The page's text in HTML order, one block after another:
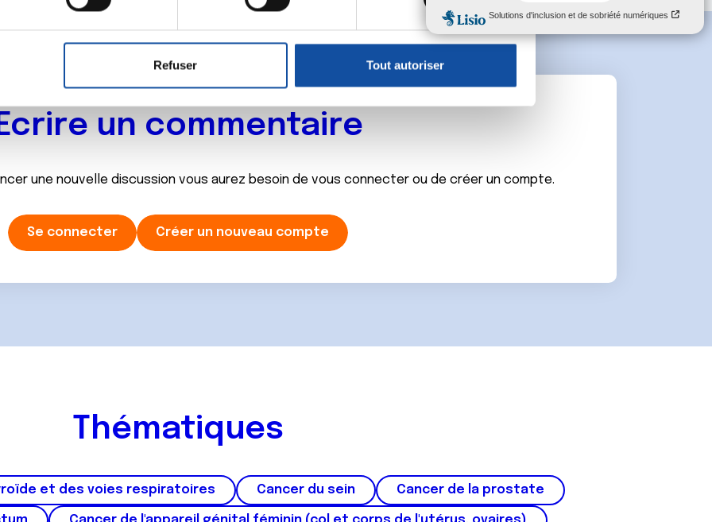
de vos données personnelles et définir vos préférences, reportez-vous à lasection «
ou retirer votre consentement à tout moment à partir de la déclaration sur les cookies.
de publicité et d'analyse, qui peuvent combiner celles-ci avec d'autres informations que
ont collectées lors de votre utilisation de leurs services.
Refuser Tout autoriser
Ecrire un commentaire
une nouvelle discussion vous aurez besoin de vous connecter ou de créer un compte.
Se connecter Créer un nouveau compte
Thématiques
et des voies respiratoires Cancer du sein Cancer de la prostate